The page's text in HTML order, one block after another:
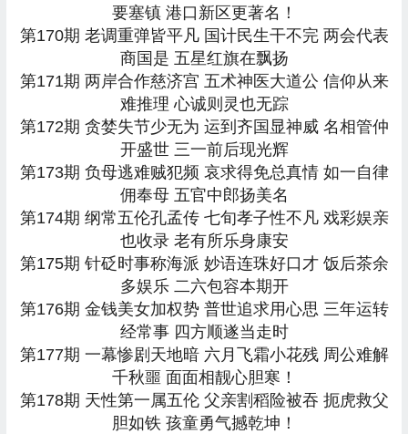
要塞镇 港口新区更著名！
第170期 老调重弹皆平凡 国计民生干不完 两会代表
商国是 五星红旗在飘扬
第171期 两岸合作慈济宫 五术神医大道公 信仰从来
难推理 心诚则灵也无踪
第172期 贪婪失节少无为 运到齐国显神威 名相管仲
开盛世 三一前后现光辉
第173期 负母逃难贼犯频 哀求得免总真情 如一自律
佣奉母 五官中郎扬美名
第174期 纲常五伦孔孟传 七旬孝子性不凡 戏彩娱亲
也收录 老有所乐身康安
第175期 针砭时事称海派 妙语连珠好口才 饭后茶余
多娱乐 二六包容本期开
第176期 金钱美女加权势 普世追求用心思 三年运转
经常事 四方顺遂当走时
第177期 一幕惨剧天地暗 六月飞霜小花残 周公难解
千秋噩 面面相靓心胆寒！
第178期 天性第一属五伦 父亲割稻险被吞 扼虎救父
胆如铁 孩童勇气撼乾坤！